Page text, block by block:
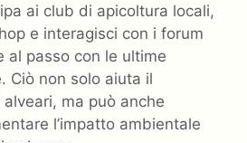
ai club di apicoltura locali,
e interagisci con i forum
al passo con le ultime
Ciò non solo aiuta il
ma può anche
l’impatto ambientale